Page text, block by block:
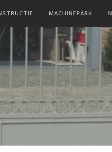
MACHINEPARK